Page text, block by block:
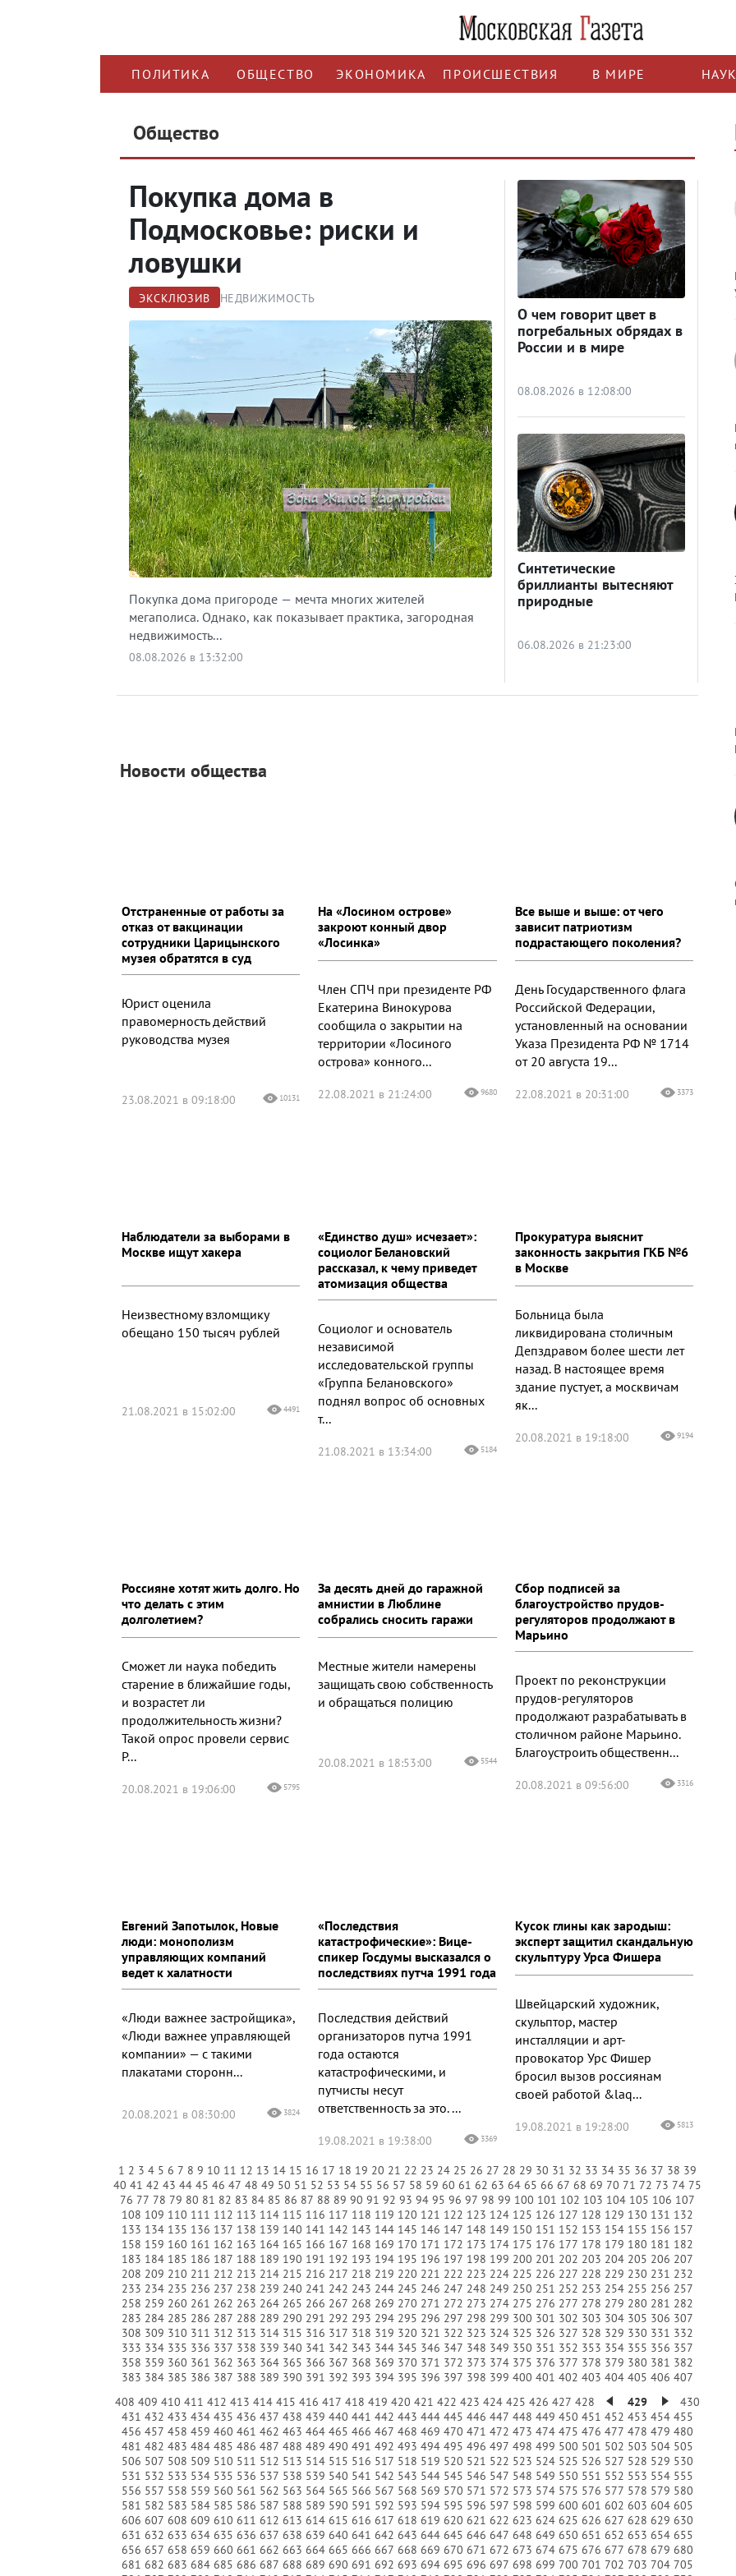
ПОЛИТИКА ОБЩЕСТВО ЭКОНОМИКА ПРОИСШЕСТВИЯ В МИРЕ
Общество
Покупка дома в
Подмосковье: риски и
ловушки
ЭКСКЛЮЗИВ НЕДВИЖИМОСТЬ
Покупка дома пригороде — мечта многих жителей
мегаполиса. Однако, как показывает практика, загородная
недвижимость...
08.08.2026 в 13:32:00
О чем говорит цвет в
погребальных обрядах в
России и в мире
08.08.2026 в 12:08:00
Синтетические
бриллианты вытесняют
природные
06.08.2026 в 21:23:00
Новости общества
Отстраненные от работы за
отказ от вакцинации
сотрудники Царицынского
музея обратятся в суд
Юрист оценила
правомерность действий
руководства музея
23.08.2021 в 09:18:00 10131
На «Лосином острове»
закроют конный двор
«Лосинка»
Член СПЧ при президенте РФ
Екатерина Винокурова
сообщила о закрытии на
территории «Лосиного
острова» конного...
22.08.2021 в 21:24:00 9680
Все выше и выше: от чего
зависит патриотизм
подрастающего поколения?
День Государственного флага
Российской Федерации,
установленный на основании
Указа Президента РФ № 1714
от 20 августа 19...
22.08.2021 в 20:31:00 3373
Наблюдатели за выборами в
Москве ищут хакера
Неизвестному взломщику
обещано 150 тысяч рублей
21.08.2021 в 15:02:00 4491
«Единство душ» исчезает»:
социолог Белановский
рассказал, к чему приведет
атомизация общества
Социолог и основатель
независимой
исследовательской группы
«Группа Белановского»
поднял вопрос об основных
т...
21.08.2021 в 13:34:00 5184
Прокуратура выяснит
законность закрытия ГКБ №6
в Москве
Больница была
ликвидирована столичным
Депздравом более шести лет
назад. В настоящее время
здание пустует, а москвичам
як...
20.08.2021 в 19:18:00 9194
Россияне хотят жить долго. Но
что делать с этим
долголетием?
Сможет ли наука победить
старение в ближайшие годы,
и возрастет ли
продолжительность жизни?
Такой опрос провели сервис
Р...
20.08.2021 в 19:06:00 5795
За десять дней до гаражной
амнистии в Люблине
собрались сносить гаражи
Местные жители намерены
защищать свою собственность
и обращаться полицию
20.08.2021 в 18:53:00 5544
Сбор подписей за
благоустройство прудов-
регуляторов продолжают в
Марьино
Проект по реконструкции
прудов-регуляторов
продолжают разрабатывать в
столичном районе Марьино.
Благоустроить общественн...
20.08.2021 в 09:56:00 3316
Евгений Запотылок, Новые
люди: монополизм
управляющих компаний
ведет к халатности
«Люди важнее застройщика»,
«Люди важнее управляющей
компании» — с такими
плакатами сторонн...
20.08.2021 в 08:30:00 3824
«Последствия
катастрофические»: Вице-
спикер Госдумы высказался о
последствиях путча 1991 года
Последствия действий
организаторов путча 1991
года остаются
катастрофическими, и
путчисты несут
ответственность за это. ...
19.08.2021 в 19:38:00 3369
Кусок глины как зародыш:
эксперт защитил скандальную
скульптуру Урса Фишера
Швейцарский художник,
скульптор, мастер
инсталляции и арт-
провокатор Урс Фишер
бросил вызов россиянам
своей работой &laq...
19.08.2021 в 19:28:00 5813
1 2 3 4 5 6 7 8 9 10 11 12 13 14 15 16 17 18 19 20 21 22 23 24 25 26 27 28 29 30 31 32 33 34 35 36 37 38 39
40 41 42 43 44 45 46 47 48 49 50 51 52 53 54 55 56 57 58 59 60 61 62 63 64 65 66 67 68 69 70 71 72 73 74 75
76 77 78 79 80 81 82 83 84 85 86 87 88 89 90 91 92 93 94 95 96 97 98 99 100 101 102 103 104 105 106 107
108 109 110 111 112 113 114 115 116 117 118 119 120 121 122 123 124 125 126 127 128 129 130 131 132
133 134 135 136 137 138 139 140 141 142 143 144 145 146 147 148 149 150 151 152 153 154 155 156 157
158 159 160 161 162 163 164 165 166 167 168 169 170 171 172 173 174 175 176 177 178 179 180 181 182
183 184 185 186 187 188 189 190 191 192 193 194 195 196 197 198 199 200 201 202 203 204 205 206 207
208 209 210 211 212 213 214 215 216 217 218 219 220 221 222 223 224 225 226 227 228 229 230 231 232
233 234 235 236 237 238 239 240 241 242 243 244 245 246 247 248 249 250 251 252 253 254 255 256 257
258 259 260 261 262 263 264 265 266 267 268 269 270 271 272 273 274 275 276 277 278 279 280 281 282
283 284 285 286 287 288 289 290 291 292 293 294 295 296 297 298 299 300 301 302 303 304 305 306 307
308 309 310 311 312 313 314 315 316 317 318 319 320 321 322 323 324 325 326 327 328 329 330 331 332
333 334 335 336 337 338 339 340 341 342 343 344 345 346 347 348 349 350 351 352 353 354 355 356 357
358 359 360 361 362 363 364 365 366 367 368 369 370 371 372 373 374 375 376 377 378 379 380 381 382
383 384 385 386 387 388 389 390 391 392 393 394 395 396 397 398 399 400 401 402 403 404 405 406 407
408 409 410 411 412 413 414 415 416 417 418 419 420 421 422 423 424 425 426 427 428 429
430
431 432 433 434 435 436 437 438 439 440 441 442 443 444 445 446 447 448 449 450 451 452 453 454 455
456 457 458 459 460 461 462 463 464 465 466 467 468 469 470 471 472 473 474 475 476 477 478 479 480
481 482 483 484 485 486 487 488 489 490 491 492 493 494 495 496 497 498 499 500 501 502 503 504 505
506 507 508 509 510 511 512 513 514 515 516 517 518 519 520 521 522 523 524 525 526 527 528 529 530
531 532 533 534 535 536 537 538 539 540 541 542 543 544 545 546 547 548 549 550 551 552 553 554 555
556 557 558 559 560 561 562 563 564 565 566 567 568 569 570 571 572 573 574 575 576 577 578 579 580
581 582 583 584 585 586 587 588 589 590 591 592 593 594 595 596 597 598 599 600 601 602 603 604 605
606 607 608 609 610 611 612 613 614 615 616 617 618 619 620 621 622 623 624 625 626 627 628 629 630
631 632 633 634 635 636 637 638 639 640 641 642 643 644 645 646 647 648 649 650 651 652 653 654 655
656 657 658 659 660 661 662 663 664 665 666 667 668 669 670 671 672 673 674 675 676 677 678 679 680
681 682 683 684 685 686 687 688 689 690 691 692 693 694 695 696 697 698 699 700 701 702 703 704 705